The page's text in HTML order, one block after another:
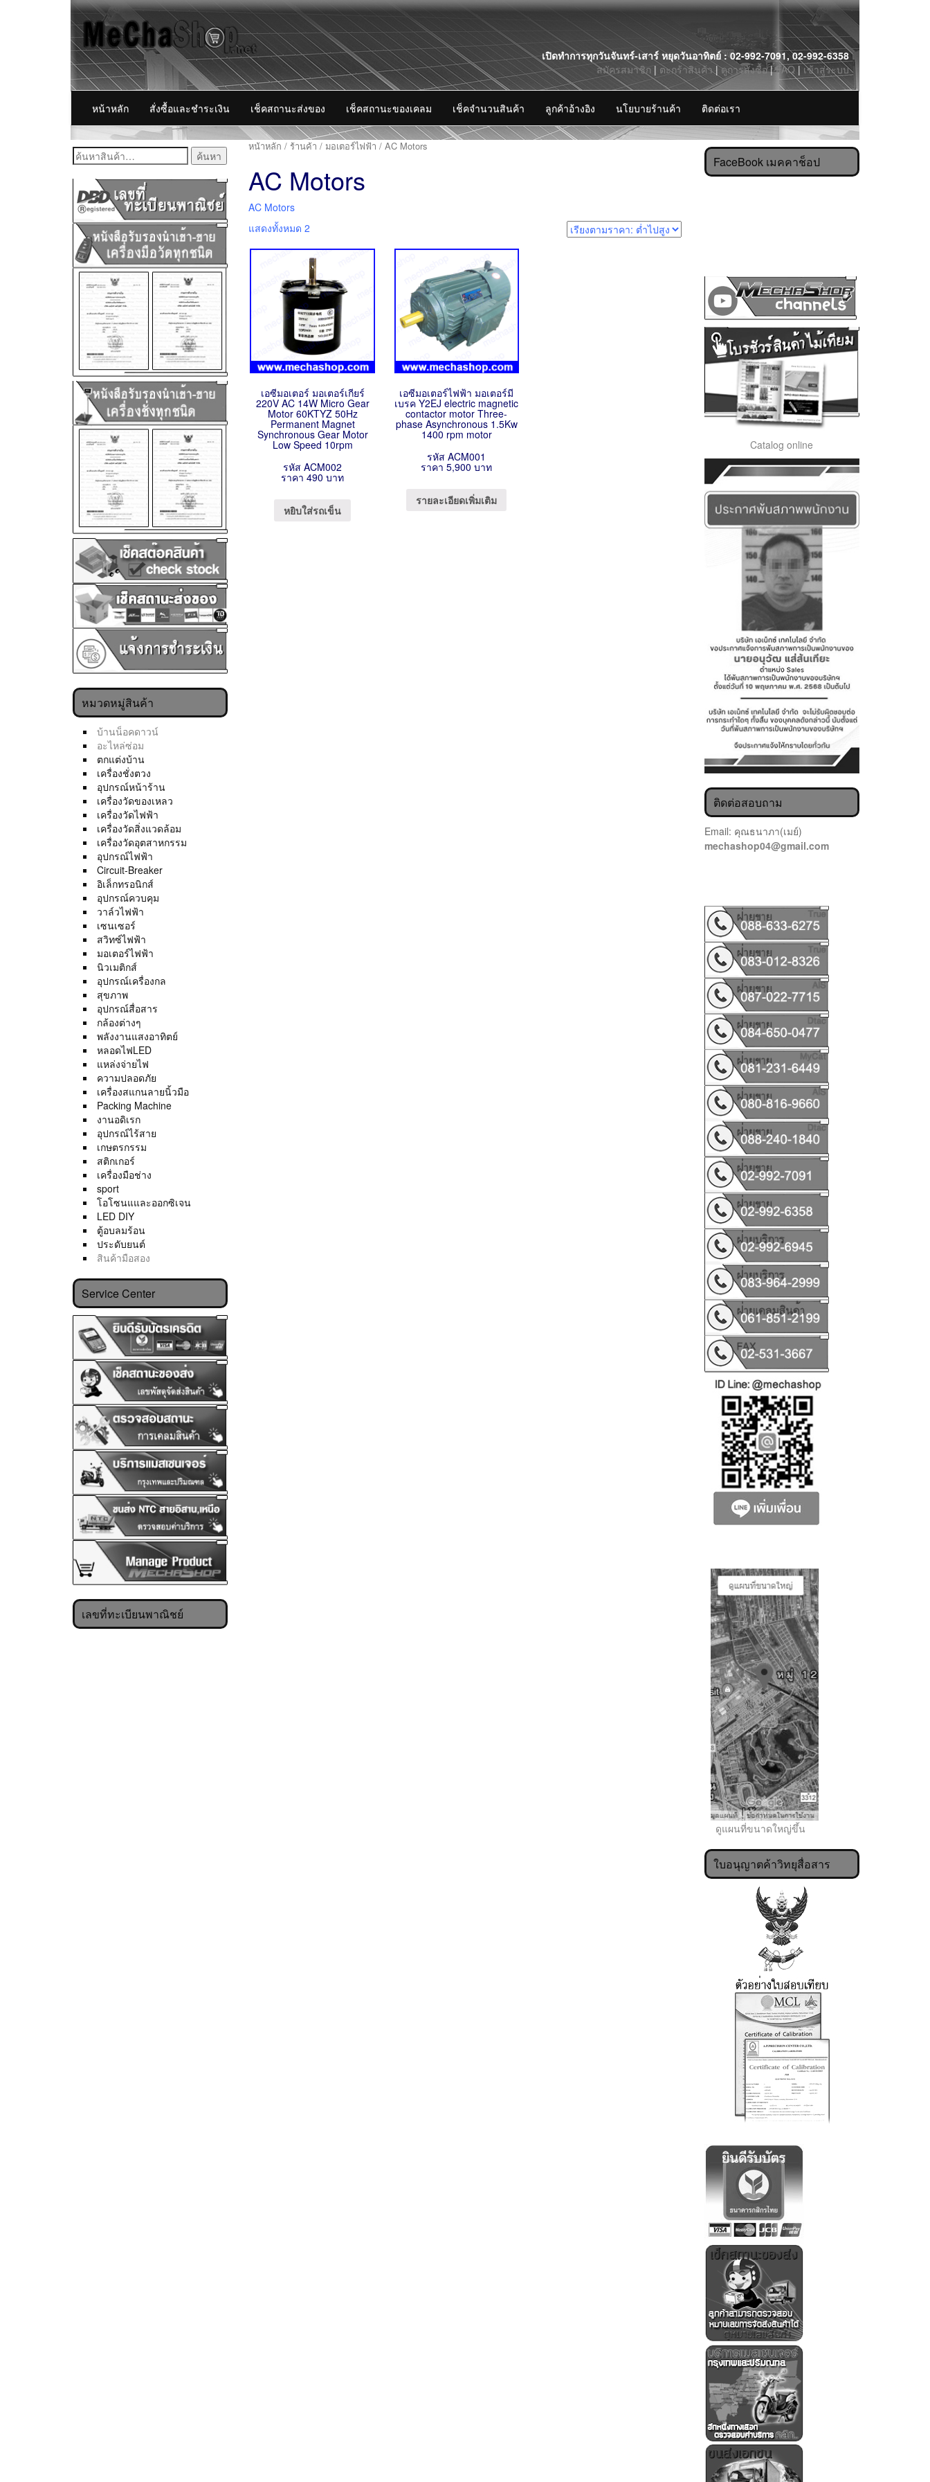
Skip
to
content
เปิดทำการทุกวันจันทร์-เสาร์ หยุดวันอาทิตย์ : 02-992-7091, 02-992-6358
สมัครสมาชิก | ตะกร้าสินค้า|ดูการสั่งซื้อ|FAQ | เข้าสู่ระบบ
หน้าหลัก สั่งซื้อและชำระเงิน เช็คสถานะส่งของ เช็คสถานะของเคลม เช็คจำนวนสินค้า ลูกค้าอ้างอิง นโยบายร้านค้า ติดต่อเรา
ค้นหา:
หมวดหมู่สินค้า
บ้านน็อคดาวน์
อะไหล่ซ่อม
ตกแต่งบ้าน
เครื่องชั่งตวง
อุปกรณ์หน้าร้าน
เครื่องวัดของเหลว
เครื่องวัดไฟฟ้า
เครื่องวัดสิ่งแวดล้อม
เครื่องวัดอุตสาหกรรม
อุปกรณ์ไฟฟ้า
Circuit-Breaker
อิเล็กทรอนิกส์
อุปกรณ์ควบคุม
วาล์วไฟฟ้า
เซนเซอร์
สวิทซ์ไฟฟ้า
มอเตอร์ไฟฟ้า
นิวเมติกส์
อุปกรณ์เครื่องกล
สุขภาพ
อุปกรณ์สื่อสาร
กล้องต่างๆ
พลังงานแสงอาทิตย์
หลอดไฟLED
แหล่งจ่ายไฟ
ความปลอดภัย
เครื่องสแกนลายนิ้วมือ
Packing Machine
งานอดิเรก
อุปกรณ์ไร้สาย
เกษตรกรรม
สติกเกอร์
เครื่องมือช่าง
sport
โอโซนแและออกซิเจน
LED DIY
ตู้อบลมร้อน
ประดับยนต์
สินค้ามือสอง
Service Center
เลขที่ทะเบียนพาณิชย์
หน้าหลัก / ร้านค้า /มอเตอร์ไฟฟ้า / AC Motors
AC Motors
AC Motors
แสดงทั้งหมด 2
เอซีมอเตอร์ มอเตอร์เกียร์
220V AC 14W Micro Gear
Motor 60KTYZ 50Hz
Permanent Magnet
Synchronous Gear Motor
Low Speed 10rpm
รหัส ACM002
ราคา 490 บาท
หยิบใส่รถเข็น
เอซีมอเตอร์ไฟฟ้า มอเตอร์มี
เบรค Y2EJ electric magnetic
contactor motor Three-
phase Asynchronous 1.5Kw
1400 rpm motor
รหัส ACM001
ราคา 5,900 บาท
รายละเอียดเพิ่มเติม
FaceBook เมคคาช็อป
Catalog online
ติดต่อสอบถาม
Email: คุณธนาภา(เมย์)
mechashop04@gmail.com
ดูแผนที่ขนาดใหญ่ขึ้น
ใบอนุญาตค้าวิทยุสื่อสาร